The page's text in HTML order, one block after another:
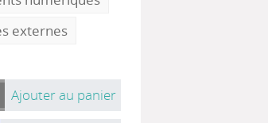
externes
Ajouter au panier